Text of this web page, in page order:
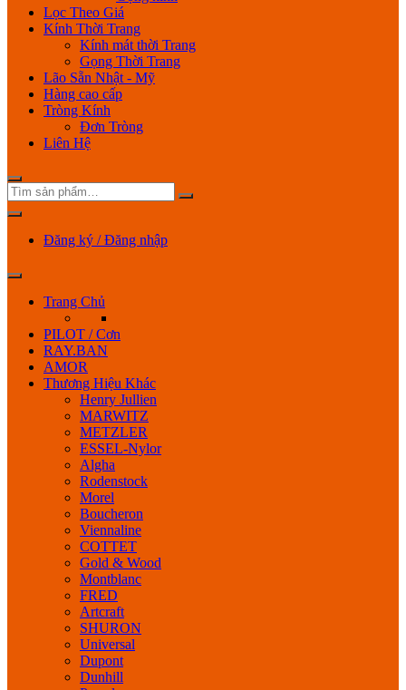
Lọc Theo Giá
Kính Thời Trang
Kính mát thời Trang
Gọng Thời Trang
Lão Sẵn Nhật - Mỹ
Hàng cao cấp
Tròng Kính
Đơn Tròng
Liên Hệ
Đăng ký / Đăng nhập
Trang Chủ
PILOT / Cơn
RAY.BAN
AMOR
Thương Hiệu Khác
Henry Jullien
MARWITZ
METZLER
ESSEL-Nylor
Algha
Rodenstock
Morel
Boucheron
Viennaline
COTTET
Gold & Wood
Montblanc
FRED
Artcraft
SHURON
Universal
Dupont
Dunhill